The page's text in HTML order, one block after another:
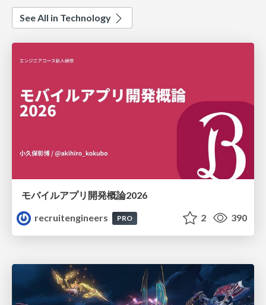
See All in Technology
モバイルアプリ開発概論2026
recruitengineers
PRO 2 390